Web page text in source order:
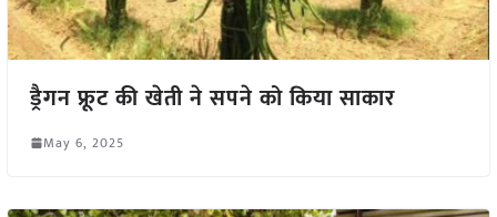
ड्रैगन फ्रूट की खेती ने सपने को किया साकार
May 6, 2025